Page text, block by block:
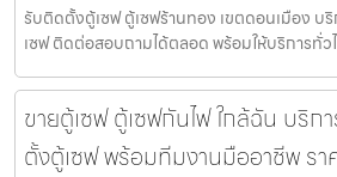
รับติดตั้งตู้เซฟ ตู้เซฟร้านทอง เขตดอนเมือง บ
เซฟ ติดต่อสอบถามได้ตลอด พร้อมให้บริการทั่ว
ขายตู้เซฟ ตู้เซฟกันไฟ ใกล้ฉัน บริก
ตั้งตู้เซฟ พร้อมทีมงานมืออาชีพ รา